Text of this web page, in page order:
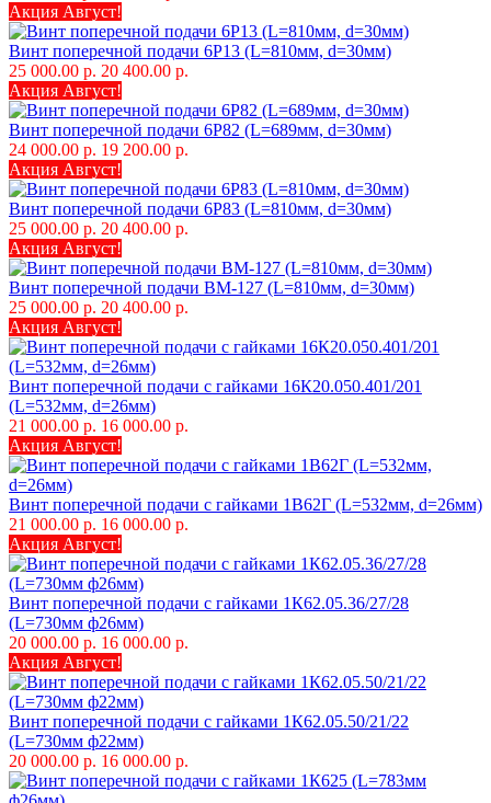
Акция Август!
Винт поперечной подачи 6Р13 (L=810мм, d=30мм)
25 000.00 р. 20 400.00 р.
Акция Август!
Винт поперечной подачи 6Р82 (L=689мм, d=30мм)
24 000.00 р. 19 200.00 р.
Акция Август!
Винт поперечной подачи 6Р83 (L=810мм, d=30мм)
25 000.00 р. 20 400.00 р.
Акция Август!
Винт поперечной подачи ВМ-127 (L=810мм, d=30мм)
25 000.00 р. 20 400.00 р.
Акция Август!
Винт поперечной подачи с гайками 16К20.050.401/201
(L=532мм, d=26мм)
21 000.00 р. 16 000.00 р.
Акция Август!
Винт поперечной подачи с гайками 1В62Г (L=532мм, d=26мм)
21 000.00 р. 16 000.00 р.
Акция Август!
Винт поперечной подачи с гайками 1К62.05.36/27/28
(L=730мм ф26мм)
20 000.00 р. 16 000.00 р.
Акция Август!
Винт поперечной подачи с гайками 1К62.05.50/21/22
(L=730мм ф22мм)
20 000.00 р. 16 000.00 р.